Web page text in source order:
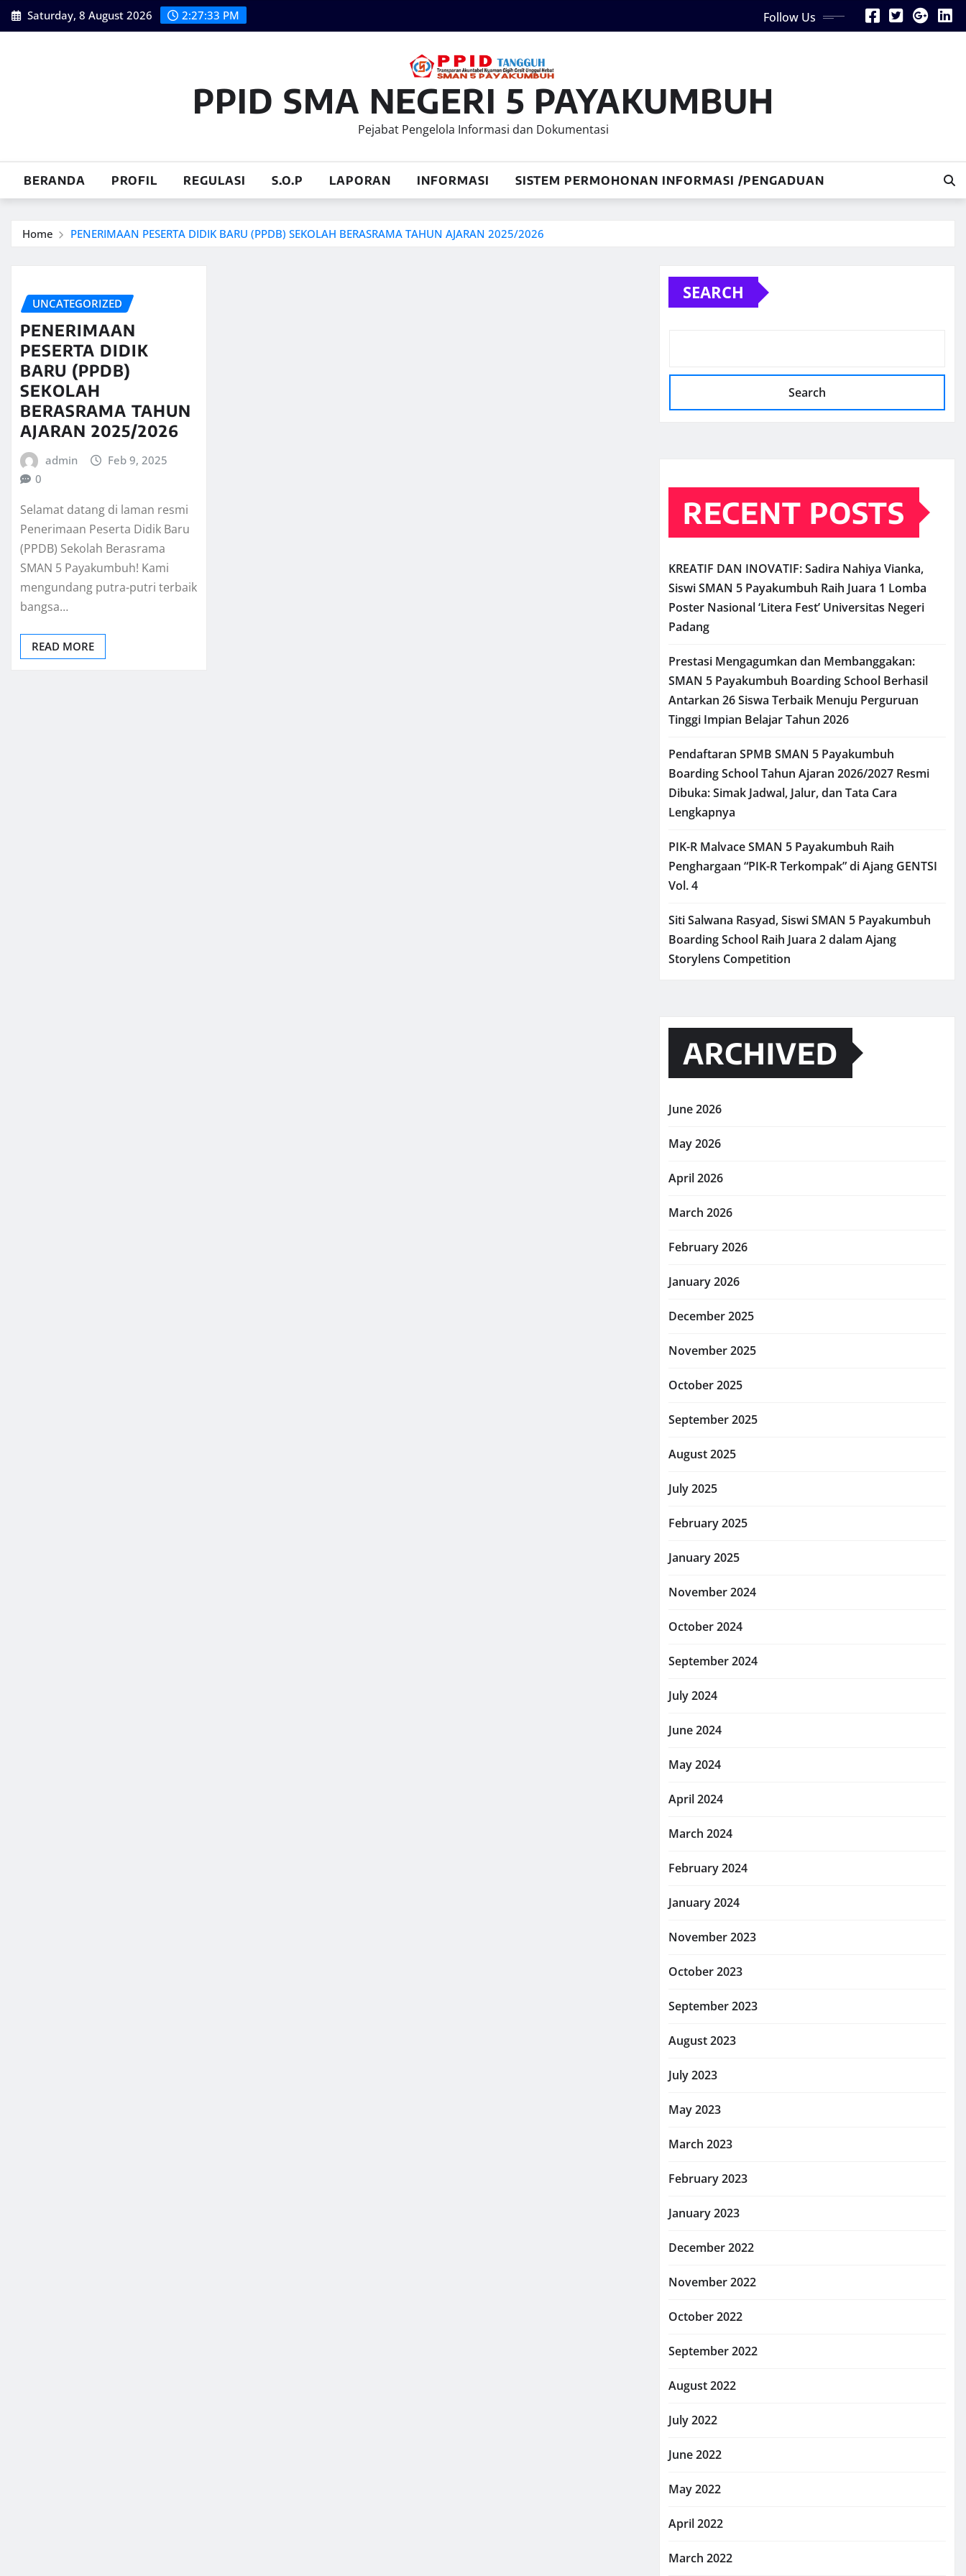
Skip
to
Saturday, 8 August 2026 2:27:34 PM Follow Us
PPID SMA NEGERI 5 PAYAKUMBUH
Pejabat Pengelola Informasi dan Dokumentasi
BERANDA PROFIL REGULASI S.O.P LAPORAN INFORMASI SISTEM PERMOHONAN INFORMASI /PENGADUAN
Home PENERIMAAN PESERTA DIDIK BARU (PPDB) SEKOLAH BERASRAMA TAHUN AJARAN 2025/2026
UNCATEGORIZED
PENERIMAAN
PESERTA DIDIK
BARU (PPDB)
SEKOLAH
BERASRAMA TAHUN
AJARAN 2025/2026
admin
Feb 9, 2025
0
Selamat datang di laman resmi
Penerimaan Peserta Didik Baru
(PPDB) Sekolah Berasrama
SMAN 5 Payakumbuh! Kami
mengundang putra-putri terbaik
bangsa…
READ MORE
SEARCH
Search
RECENT POSTS
KREATIF DAN INOVATIF: Sadira Nahiya Vianka,
Siswi SMAN 5 Payakumbuh Raih Juara 1 Lomba
Poster Nasional ‘Litera Fest’ Universitas Negeri
Padang
Prestasi Mengagumkan dan Membanggakan:
SMAN 5 Payakumbuh Boarding School Berhasil
Antarkan 26 Siswa Terbaik Menuju Perguruan
Tinggi Impian Belajar Tahun 2026
Pendaftaran SPMB SMAN 5 Payakumbuh
Boarding School Tahun Ajaran 2026/2027 Resmi
Dibuka: Simak Jadwal, Jalur, dan Tata Cara
Lengkapnya
PIK-R Malvace SMAN 5 Payakumbuh Raih
Penghargaan “PIK-R Terkompak” di Ajang GENTSI
Vol. 4
Siti Salwana Rasyad, Siswi SMAN 5 Payakumbuh
Boarding School Raih Juara 2 dalam Ajang
Storylens Competition
ARCHIVED
June 2026
May 2026
April 2026
March 2026
February 2026
January 2026
December 2025
November 2025
October 2025
September 2025
August 2025
July 2025
February 2025
January 2025
November 2024
October 2024
September 2024
July 2024
June 2024
May 2024
April 2024
March 2024
February 2024
January 2024
November 2023
October 2023
September 2023
August 2023
July 2023
May 2023
March 2023
February 2023
January 2023
December 2022
November 2022
October 2022
September 2022
August 2022
July 2022
June 2022
May 2022
April 2022
March 2022